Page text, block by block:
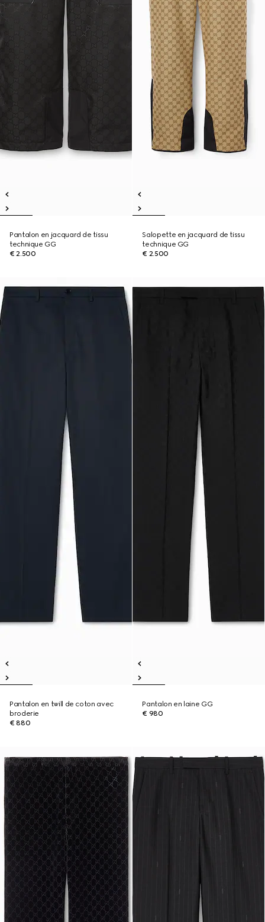
Pantalon en jacquard de tissu
technique GG
€ 2.500
Salopette en jacquard de tissu
technique GG
€ 2.500
Pantalon en twill de coton avec
broderie
€ 880
Pantalon en laine GG
€ 980
Runway